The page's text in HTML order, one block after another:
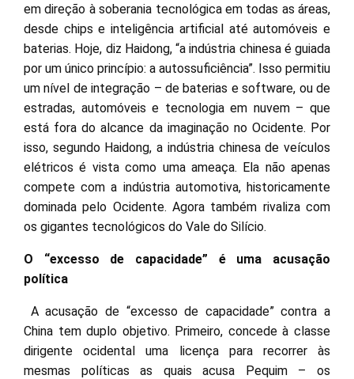
em direção à soberania tecnológica em todas as áreas,
desde chips e inteligência artificial até automóveis e
baterias. Hoje, diz Haidong, “a indústria chinesa é guiada
por um único princípio: a autossuficiência”. Isso permitiu
um nível de integração – de baterias e software, ou de
estradas, automóveis e tecnologia em nuvem – que
está fora do alcance da imaginação no Ocidente. Por
isso, segundo Haidong, a indústria chinesa de veículos
elétricos é vista como uma ameaça. Ela não apenas
compete com a indústria automotiva, historicamente
dominada pelo Ocidente. Agora também rivaliza com
os gigantes tecnológicos do Vale do Silício.
O “excesso de capacidade” é uma acusação
política
A acusação de “excesso de capacidade” contra a
China tem duplo objetivo. Primeiro, concede à classe
dirigente ocidental uma licença para recorrer às
mesmas políticas as quais acusa Pequim – os